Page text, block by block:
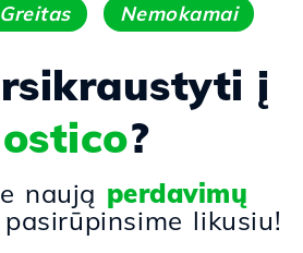
Greitas Nemokamai
į
?
naują perdavimų
likusiu!